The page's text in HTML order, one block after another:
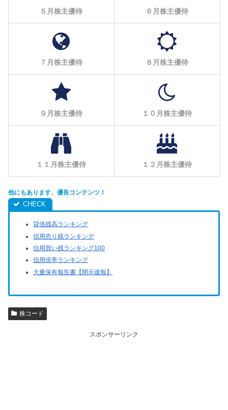
５月株主優待 ６月株主優待
７月株主優待 ８月株主優待
９月株主優待 １０月株主優待
１１月株主優待 １２月株主優待
他にもあります、優良コンテンツ！
貸借残高ランキング
信用売り残ランキング
信用買い残ランキング100
信用倍率ランキング
大量保有報告書【開示速報】
株コード
スポンサーリンク